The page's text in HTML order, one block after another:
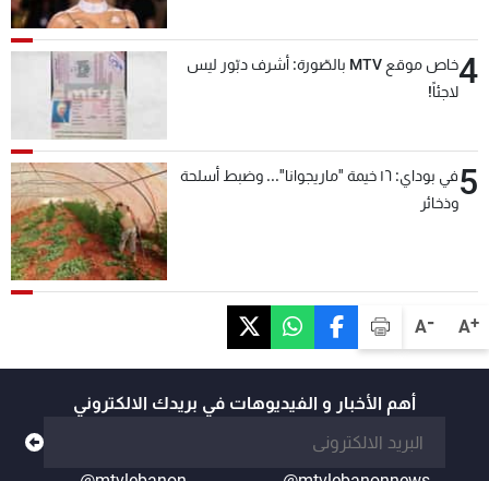
A+
A-
4
خاص موقع MTV بالصّورة: أشرف دبّور ليس
لاجئاً!
5
في بوداي: ١٦ خيمة "ماريجوانا"... وضبط أسلحة
وذخائر
أهم الأخبار و الفيديوهات في بريدك الالكتروني